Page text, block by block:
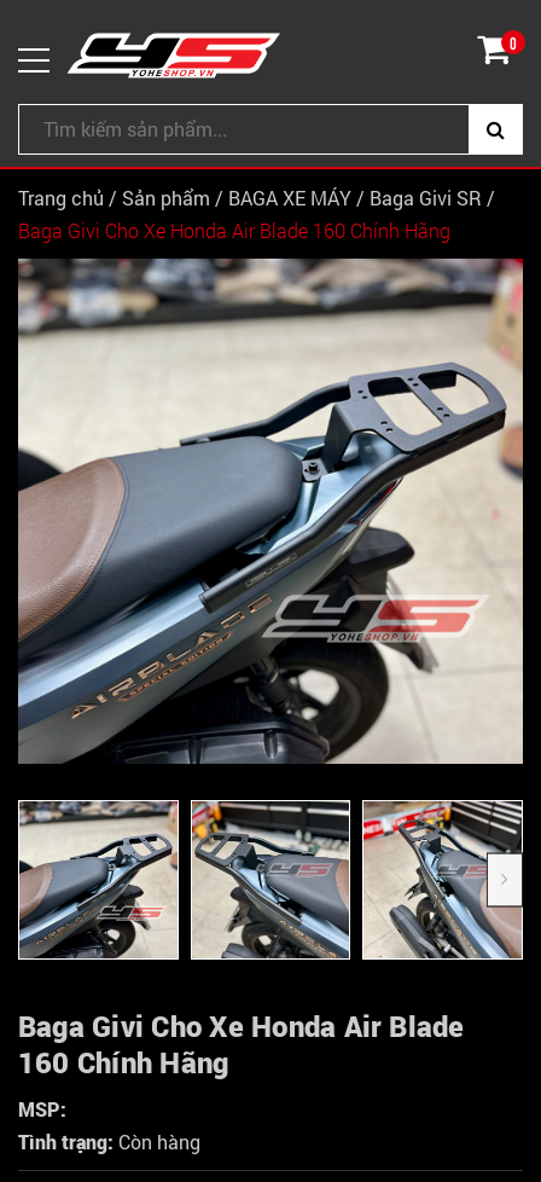
0
Trang chủ / Sản phẩm / BAGA XE MÁY / Baga Givi SR /
Baga Givi Cho Xe Honda Air Blade 160 Chính Hãng
Baga Givi Cho Xe Honda Air Blade
160 Chính Hãng
MSP:
Tình trạng: Còn hàng